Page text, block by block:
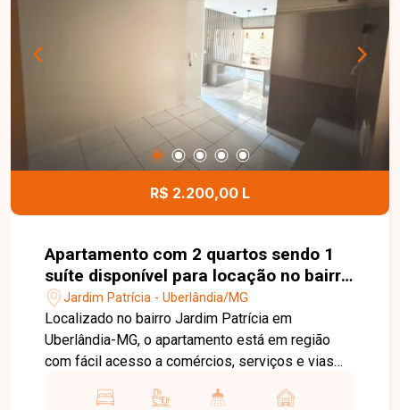
contato e agende sua visita.
R$ 2.200,00 L
Apartamento com 2 quartos sendo 1
suíte disponível para locação no bairro
Jardim Patrícia em Uberlândia-MG
Jardim Patrícia - Uberlândia/MG
Localizado no bairro Jardim Patrícia em
Uberlândia-MG, o apartamento está em região
com fácil acesso a comércios, serviços e vias
no dia a dia. O imóvel possui aproximadamente